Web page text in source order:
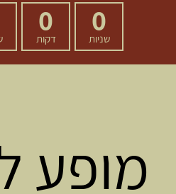
0
שניות
0
דקות
מופע